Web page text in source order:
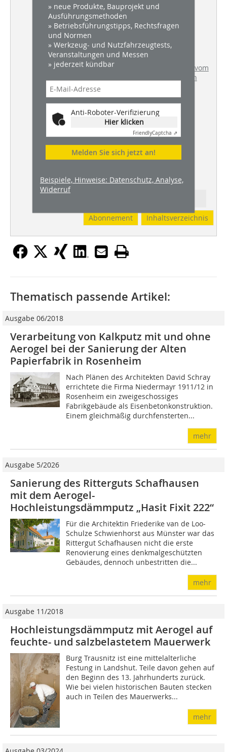
Asbestsanierung
PUTZ + STUCK
Hochleistungsdämmputz mit
Aerogel auf feuchte- und
salzbelastetem Mauerwerk
WDVS + DÄMMUNG
Befestigung vom
WDVS und von Lasten mit Dübeln
Abonnement Inhaltsverzeichnis
» neue Produkte, Bauprojekt und
Ausführungsmethoden
» Betriebsführungstipps, Rechtsfragen
und Normen
» Werkzeug- und Nutzfahrzeugtests,
Veranstaltungen und Messen
» jederzeit kündbar
Anti-Roboter-Verifizierung
Hier klicken
FriendlyCaptcha ⇗
Melden Sie sich jetzt an!
Beispiele, Hinweise: Datenschutz, Analyse,
Widerruf
Thematisch passende Artikel:
Ausgabe 06/2018
Verarbeitung von Kalkputz mit und ohne
Aerogel bei der Sanierung der Alten
Papierfabrik in Rosenheim
Nach Plänen des Architekten David Schray
errichtete die Firma Niedermayr 1911/12 in
Rosenheim ein zweigeschossiges
Fabrikgebäude als Eisenbetonkonstruktion.
Einem gleichmäßig durchfensterten...
mehr
Ausgabe 5/2026
Sanierung des Ritterguts Schafhausen
mit dem Aerogel-
Hochleistungsdämmputz „Hasit Fixit 222“
Für die Architektin Friederike van de Loo-
Schulze Schwienhorst aus Münster war das
Rittergut Schafhausen nicht die erste
Renovierung eines denkmalgeschützten
Gebäudes, dennoch unbestritten die...
mehr
Ausgabe 11/2018
Hochleistungsdämmputz mit Aerogel auf
feuchte- und salzbelastetem Mauerwerk
Burg Trausnitz ist eine mittelalterliche
Festung in Landshut. Teile davon gehen auf
den Beginn des 13. Jahrhunderts zurück.
Wie bei vielen historischen Bauten stecken
auch in Teilen des Mauerwerks...
mehr